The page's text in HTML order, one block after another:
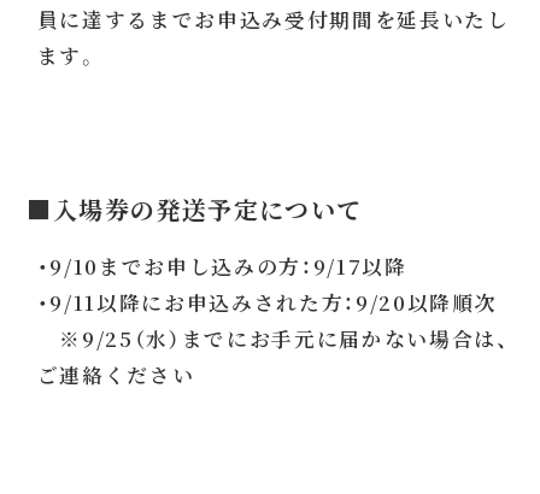
員に達するまでお申込み受付期間を延長いたし
ます。
■入場券の発送予定について
・9/10までお申し込みの方：9/17以降
・9/11以降にお申込みされた方：9/20以降順次
※9/25（水）までにお手元に届かない場合は、
ご連絡ください